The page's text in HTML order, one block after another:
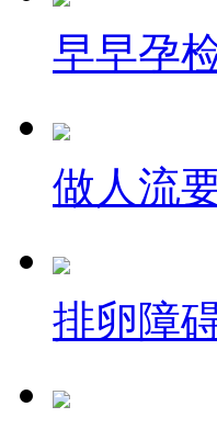
早早孕
做人流
排卵障